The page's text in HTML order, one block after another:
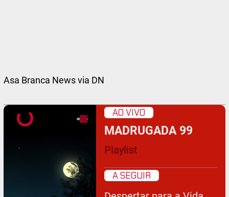
Asa Branca News via DN
AO VIVO
MADRUGADA 99
Playlist
A SEGUIR